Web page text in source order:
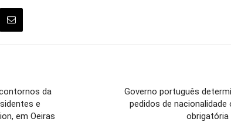
da
e
em Oeiras
Governo português
pedidos de nacionalidade
obrigatória